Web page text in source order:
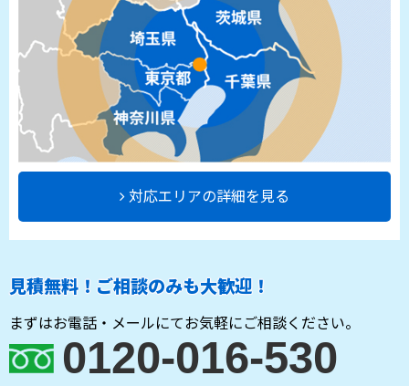
対応エリアの詳細を見る
見積無料！ご相談のみも大歓迎！
まずはお電話・メールにてお気軽にご相談ください。
0120-016-530